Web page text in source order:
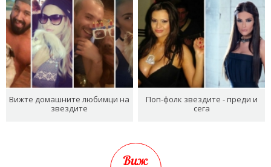
Вижте домашните любимци на
звездите
Поп-фолк звездите - преди и
сега
Виж